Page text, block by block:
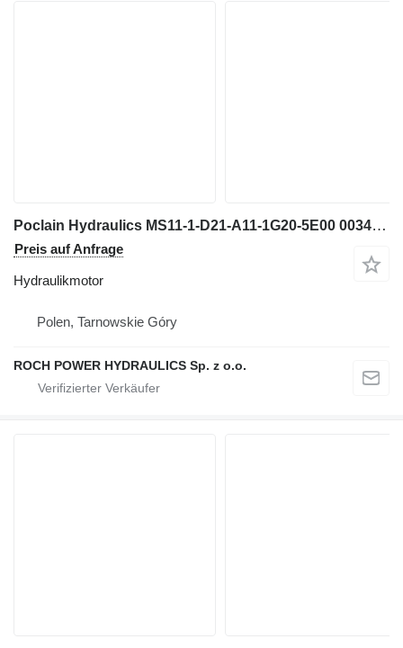
Poclain Hydraulics MS11-1-D21-A11-1G20-5E00 003443889H VERS:J Hydraulikmotor für Bagger
Preis auf Anfrage
Hydraulikmotor
Polen, Tarnowskie Góry
ROCH POWER HYDRAULICS Sp. z o.o.